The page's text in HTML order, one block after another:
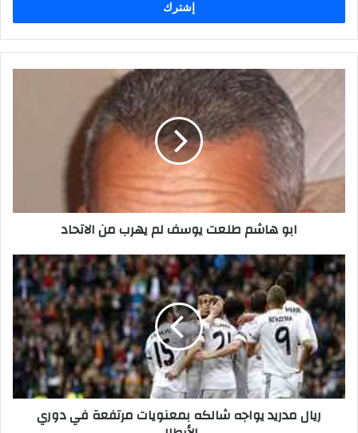
ابو هاشم طلعت يوسف لم يهرب من الاتحاد
ريال مدريد يواجه شالكه بمعنويات مرتفعة في دوري